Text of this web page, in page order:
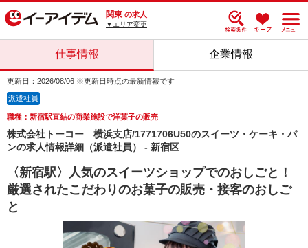
関東 の求人
▼エリア変更
仕事情報 企業情報
更新日：2026/08/06 ※更新日時点の最新情報です
派遣社員
職種：新宿駅直結の商業施設で洋菓子の販売
株式会社トーコー 横浜支店/1771706U50のスイーツ・ケーキ・パ
ンの求人情報詳細（派遣社員） - 新宿区
〈新宿駅〉人気のスイーツショップでのおしごと！
厳選されたこだわりのお菓子の販売・接客のおしご
と